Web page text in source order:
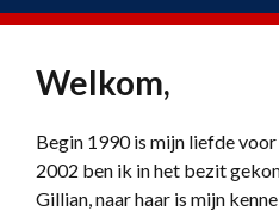
Welkom,
Begin 1990 is mijn liefde
2002 ben ik in het bezit
Gillian, naar haar is mijn